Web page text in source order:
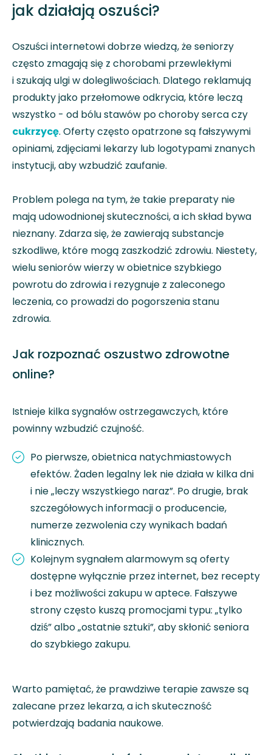
jak działają oszuści?
Oszuści internetowi dobrze wiedzą, że seniorzy
często zmagają się z chorobami przewlekłymi
i szukają ulgi w dolegliwościach. Dlatego reklamują
produkty jako przełomowe odkrycia, które leczą
wszystko - od bólu stawów po choroby serca czy
cukrzycę. Oferty często opatrzone są fałszywymi
opiniami, zdjęciami lekarzy lub logotypami znanych
instytucji, aby wzbudzić zaufanie.
Problem polega na tym, że takie preparaty nie
mają udowodnionej skuteczności, a ich skład bywa
nieznany. Zdarza się, że zawierają substancje
szkodliwe, które mogą zaszkodzić zdrowiu. Niestety,
wielu seniorów wierzy w obietnice szybkiego
powrotu do zdrowia i rezygnuje z zaleconego
leczenia, co prowadzi do pogorszenia stanu
zdrowia.
Jak rozpoznać oszustwo zdrowotne
online?
Istnieje kilka sygnałów ostrzegawczych, które
powinny wzbudzić czujność.
Po pierwsze, obietnica natychmiastowych
efektów. Żaden legalny lek nie działa w kilka dni
i nie „leczy wszystkiego naraz”. Po drugie, brak
szczegółowych informacji o producencie,
numerze zezwolenia czy wynikach badań
klinicznych.
Kolejnym sygnałem alarmowym są oferty
dostępne wyłącznie przez internet, bez recepty
i bez możliwości zakupu w aptece. Fałszywe
strony często kuszą promocjami typu: „tylko
dziś” albo „ostatnie sztuki”, aby skłonić seniora
do szybkiego zakupu.
Warto pamiętać, że prawdziwe terapie zawsze są
zalecane przez lekarza, a ich skuteczność
potwierdzają badania naukowe.